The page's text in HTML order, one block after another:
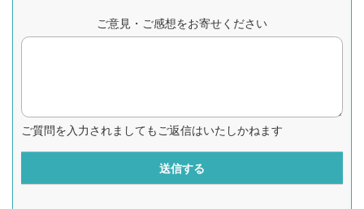
ご意見・ご感想をお寄せください
ご質問を入力されましてもご返信はいたしかねます
送信する